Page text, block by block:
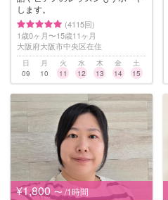
します。
(4115回)
1歳0ヶ月〜15歳11ヶ月
大阪府大阪市中央区在住
日
09
月
10
火
11
水
12
木
13
金
14
土
15
¥1,800 〜 /1時間